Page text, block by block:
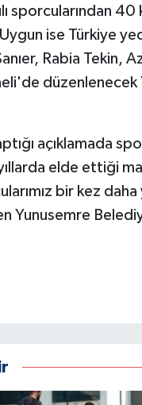
sporcularından
ise Türkiye
Rabia Tekin,
düzenlenecek
açıklamada
elde ettiği
bir kez daha